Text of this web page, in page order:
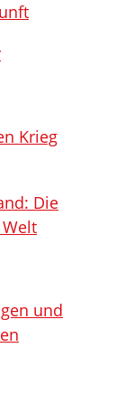
Krieg
Die
und